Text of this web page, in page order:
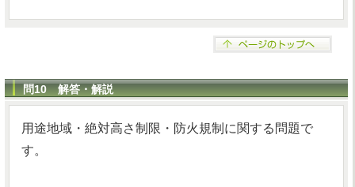
問10 解答・解説
用途地域・絶対高さ制限・防火規制に関する問題で
す。